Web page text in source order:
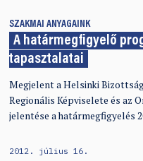
SZAKMAI ANYAGAINK
A határmegfigyelő
tapasztalatai
Megjelent a Helsinki
Regionális Képviselete és az
jelentése a határmegfigyelés
2012. július 16.